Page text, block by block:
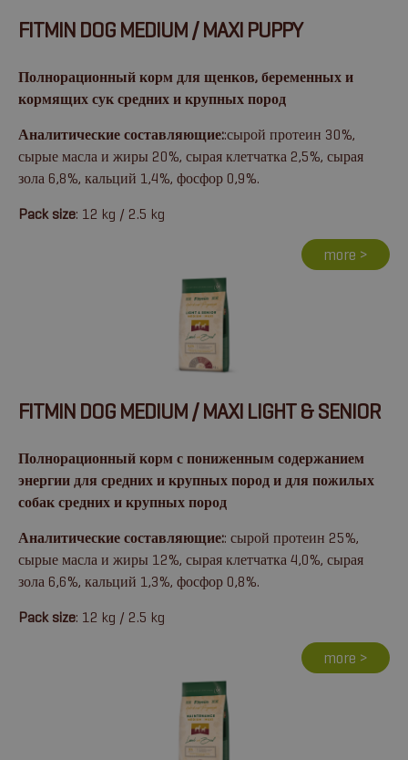
FITMIN DOG MEDIUM / MAXI PUPPY
Полнорационный корм для щенков, беременных и
кормящих сук средних и крупных пород
Аналитические составляющие::сырой протеин 30%,
сырые масла и жиры 20%, сырая клетчатка 2,5%, сырая
зола 6,8%, кальций 1,4%, фосфор 0,9%.
Pack size: 12 kg / 2.5 kg
more >
FITMIN DOG MEDIUM / MAXI LIGHT & SENIOR
Полнорационный корм с пониженным содержанием
энергии для средних и крупных пород и для пожилых
собак средних и крупных пород
Аналитические составляющие:: сырой протеин 25%,
сырые масла и жиры 12%, сырая клетчатка 4,0%, сырая
зола 6,6%, кальций 1,3%, фосфор 0,8%.
Pack size: 12 kg / 2.5 kg
more >